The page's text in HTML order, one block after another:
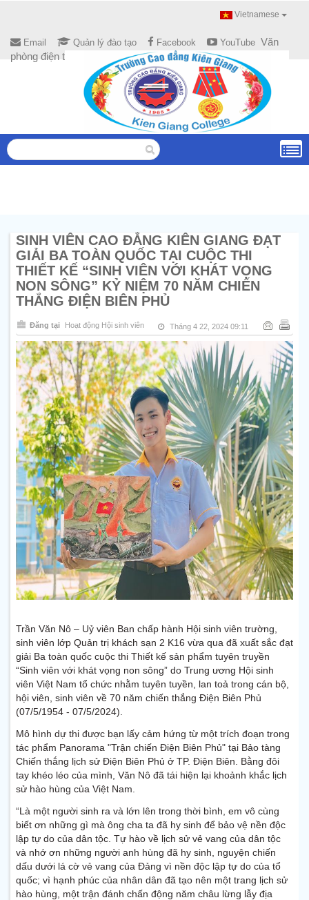
Vietnamese
Email Quản lý đào tạo Facebook YouTube Văn
phòng điện tử
SINH VIÊN CAO ĐẲNG KIÊN GIANG ĐẠT
GIẢI BA TOÀN QUỐC TẠI CUỘC THI
THIẾT KẾ “SINH VIÊN VỚI KHÁT VỌNG
NON SÔNG” KỶ NIỆM 70 NĂM CHIẾN
THẮNG ĐIỆN BIÊN PHỦ
Đăng tại Hoạt động Hội sinh viên Tháng 4 22, 2024 09:11
Trần Văn Nô – Uỷ viên Ban chấp hành Hội sinh viên trường,
sinh viên lớp Quản trị khách sạn 2 K16 vừa qua đã xuất sắc đạt
giải Ba toàn quốc cuộc thi Thiết kế sản phẩm tuyên truyền
“Sinh viên với khát vọng non sông” do Trung ương Hội sinh
viên Việt Nam tổ chức nhằm tuyên tuyền, lan toả trong cán bộ,
hội viên, sinh viên về 70 năm chiến thắng Điện Biên Phủ
(07/5/1954 - 07/5/2024).
Mô hình dự thi được bạn lấy cảm hứng từ một trích đoạn trong
tác phẩm Panorama "Trận chiến Điện Biên Phủ" tại Bảo tàng
Chiến thắng lịch sử Điện Biên Phủ ở TP. Điện Biên. Bằng đôi
tay khéo léo của mình, Văn Nô đã tái hiện lại khoảnh khắc lịch
sử hào hùng của Việt Nam.
“Là một người sinh ra và lớn lên trong thời bình, em vô cùng
biết ơn những gì mà ông cha ta đã hy sinh để bảo vệ nền độc
lập tự do của dân tộc. Tự hào về lịch sử vẻ vang của dân tộc
và nhớ ơn những người anh hùng đã hy sinh, nguyện chiến
dấu dưới lá cờ vẻ vang của Đảng vì nền độc lập tự do của tổ
quốc; vì hạnh phúc của nhân dân đã tạo nên một trang lịch sử
hào hùng, một trận đánh chấn động năm châu lừng lẫy địa